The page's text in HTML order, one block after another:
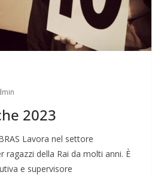
2023
Lavora nel settore
ragazzi della Rai da molti anni. È
e supervisore